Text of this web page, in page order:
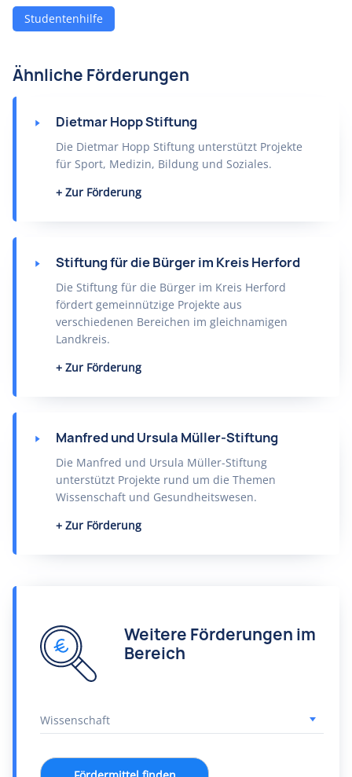
Studentenhilfe
Ähnliche Förderungen
Dietmar Hopp Stiftung
Die Dietmar Hopp Stiftung unterstützt Projekte
für Sport, Medizin, Bildung und Soziales.
Zur Förderung
Stiftung für die Bürger im Kreis Herford
Die Stiftung für die Bürger im Kreis Herford
fördert gemeinnützige Projekte aus
verschiedenen Bereichen im gleichnamigen
Landkreis.
Zur Förderung
Manfred und Ursula Müller-Stiftung
Die Manfred und Ursula Müller-Stiftung
unterstützt Projekte rund um die Themen
Wissenschaft und Gesundheitswesen.
Zur Förderung
Weitere Förderungen im
Bereich